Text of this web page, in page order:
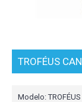
TROFÉUS
Modelo: